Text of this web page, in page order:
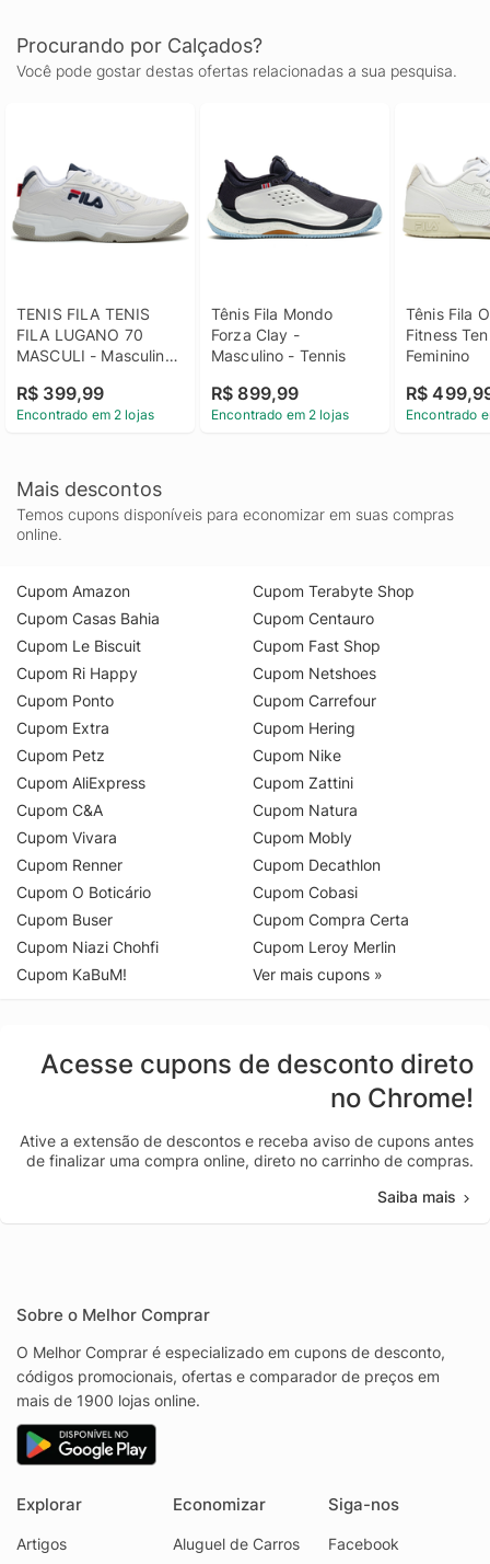
Procurando por Calçados?
Você pode gostar destas ofertas relacionadas a sua pesquisa.
TENIS FILA TENIS
FILA LUGANO 70
MASCULI - Masculino
R$ 399,99
Encontrado em 2 lojas
Tênis Fila Mondo
Forza Clay -
Masculino - Tennis
R$ 899,99
Encontrado em 2 lojas
Tênis Fila
Fitness
Feminino
R$
Encontrado
Mais descontos
Temos cupons disponíveis para economizar em suas compras
online.
Cupom Amazon
Cupom Casas Bahia
Cupom Le Biscuit
Cupom Ri Happy
Cupom Ponto
Cupom Extra
Cupom Petz
Cupom AliExpress
Cupom C&A
Cupom Vivara
Cupom Renner
Cupom O Boticário
Cupom Buser
Cupom Niazi Chohfi
Cupom KaBuM!
Cupom Terabyte Shop
Cupom Centauro
Cupom Fast Shop
Cupom Netshoes
Cupom Carrefour
Cupom Hering
Cupom Nike
Cupom Zattini
Cupom Natura
Cupom Mobly
Cupom Decathlon
Cupom Cobasi
Cupom Compra Certa
Cupom Leroy Merlin
Ver mais cupons »
Acesse cupons de desconto direto
no Chrome!
Ative a extensão de descontos e receba aviso de cupons antes
de finalizar uma compra online, direto no carrinho de compras.
Saiba mais
Sobre o Melhor Comprar
O Melhor Comprar é especializado em cupons de desconto,
códigos promocionais, ofertas e comparador de preços em
mais de 1900 lojas online.
Explorar
Artigos
Economizar
Aluguel de Carros
Siga-nos
Facebook